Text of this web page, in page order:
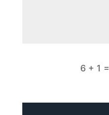
6 + 1 =